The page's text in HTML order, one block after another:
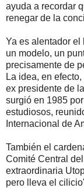
ayuda a recordar
renegar de la
Ya es alentador
un modelo, un
precisamente de
La idea, en
ex presidente de
surgió en 1985
estudiosos,
Internacional de
También el
Comité Central
extraordinaria
pero lleva el